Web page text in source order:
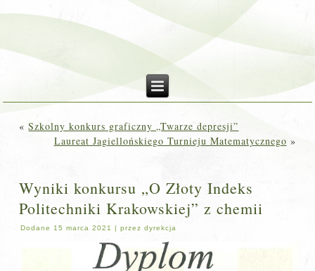
«Szkolny konkurs graficzny „Twarze depresji”
Laureat Jagiellońskiego Turnieju Matematycznego »
Wyniki konkursu „O Złoty Indeks
Politechniki Krakowskiej” z chemii
Dodane 15 marca 2021 |przez dyrekcja